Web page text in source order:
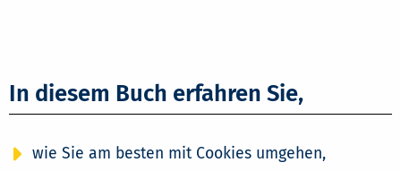
In diesem Buch erfahren Sie,
wie Sie am besten mit Cookies umgehen,